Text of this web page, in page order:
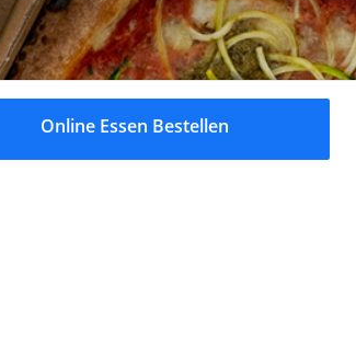
Nudelgerichte Mexikanische Gerichte
Online Essen Bestellen